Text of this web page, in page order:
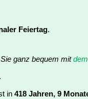
Feiertag.
ganz bequem mit
in 418 Jahren, 9